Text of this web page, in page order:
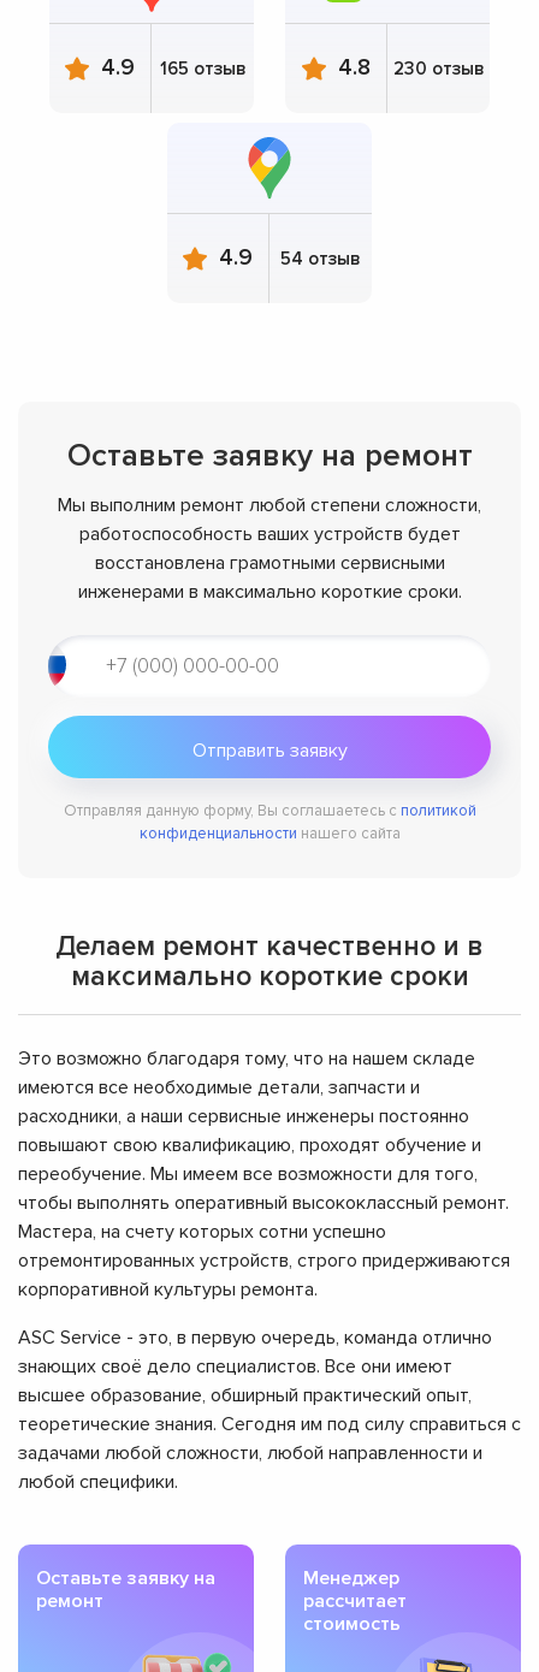
4.9 165 отзыв 4.8 230 отзыв
4.9 54 отзыв
Оставьте заявку на ремонт
Мы выполним ремонт любой степени сложности,
работоспособность ваших устройств будет
восстановлена грамотными сервисными
инженерами в максимально короткие сроки.
Отправляя данную форму, Вы соглашаетесь с политикой
конфиденциальности нашего сайта
Делаем ремонт качественно и в
максимально короткие сроки
Это возможно благодаря тому, что на нашем складе
имеются все необходимые детали, запчасти и
расходники, а наши сервисные инженеры постоянно
повышают свою квалификацию, проходят обучение и
переобучение. Мы имеем все возможности для того,
чтобы выполнять оперативный высококлассный ремонт.
Мастера, на счету которых сотни успешно
отремонтированных устройств, строго придерживаются
корпоративной культуры ремонта.
ASC Service - это, в первую очередь, команда отлично
знающих своё дело специалистов. Все они имеют
высшее образование, обширный практический опыт,
теоретические знания. Сегодня им под силу справиться с
задачами любой сложности, любой направленности и
любой специфики.
Оставьте заявку на
ремонт
Менеджер
рассчитает
стоимость